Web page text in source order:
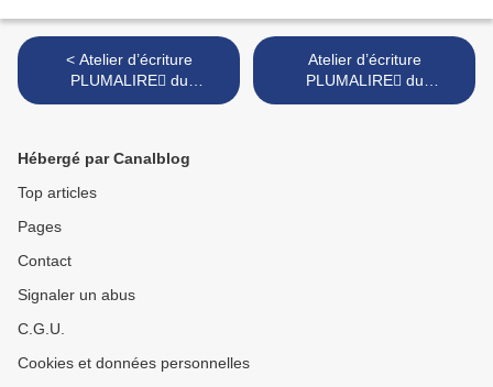
< Atelier d’écriture
PLUMALIRE du
26/11/2019
Atelier d’écriture
PLUMALIRE du
05/11/2019 >
Hébergé par Canalblog
Top articles
Pages
Contact
Signaler un abus
C.G.U.
Cookies et données personnelles